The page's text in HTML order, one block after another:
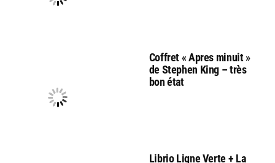
Coffret « Apres minuit »
de Stephen King – très
bon état
Librio Ligne Verte + La